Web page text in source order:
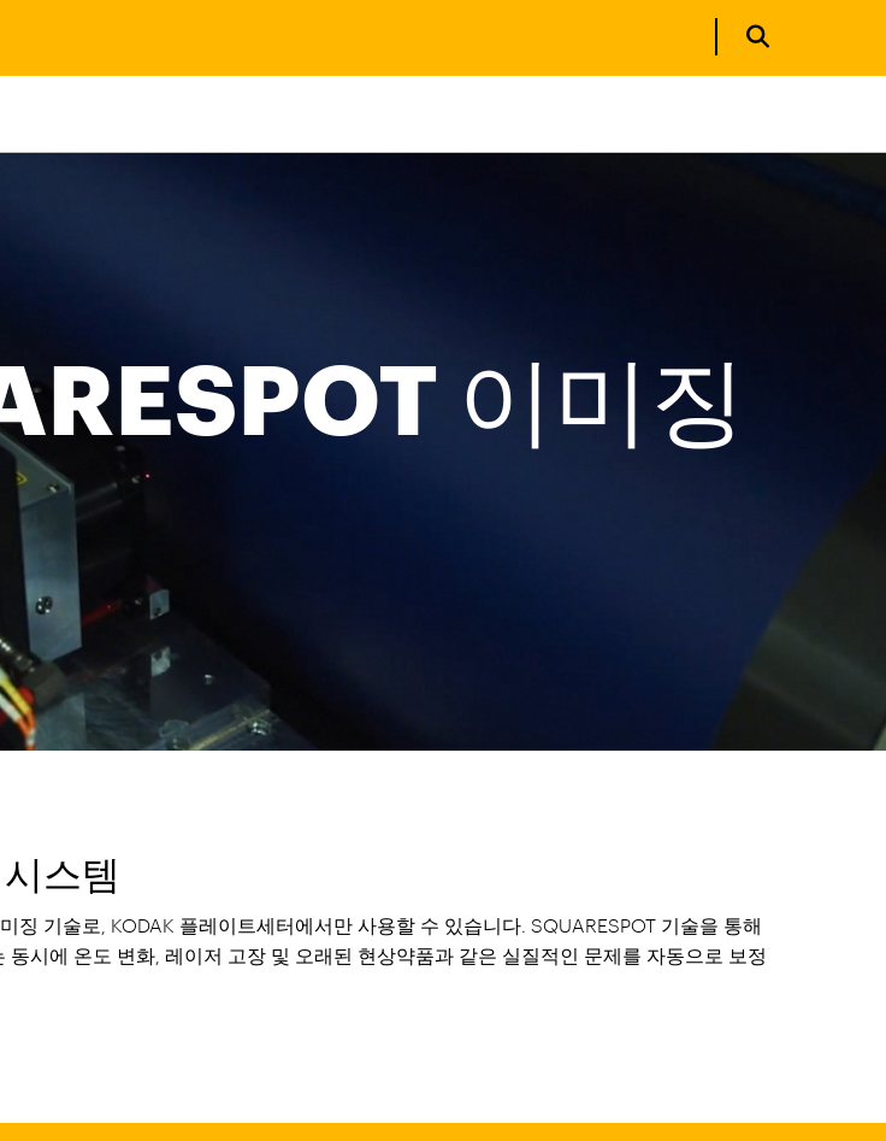
이미징
스템
기술로, KODAK 플레이트세터에서만 사용할 수 있습니다. SQUARESPOT 기술을 통해
시에 온도 변화, 레이저 고장 및 오래된 현상약품과 같은 실질적인 문제를 자동으로 보정